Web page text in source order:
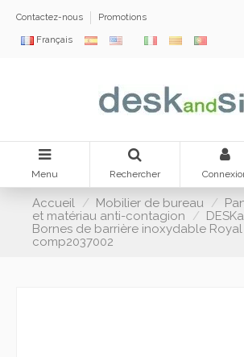
Contactez-nous Promotions
Français
Menu Rechercher
Accueil Mobilier de bureau
et matériau anti-contagion
Bornes de barrière inoxydable Royal
comp2037002